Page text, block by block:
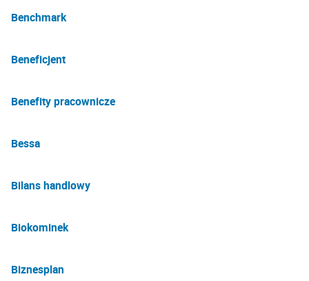
Benchmark
Beneficjent
Benefity pracownicze
Bessa
Bilans handlowy
Biokominek
Biznesplan